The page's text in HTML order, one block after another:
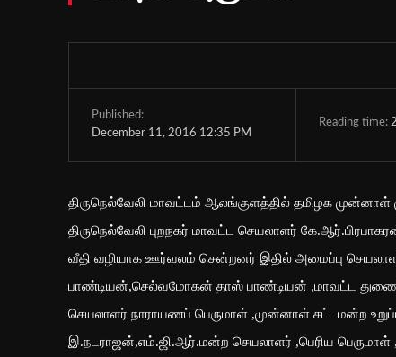
Published:
December 11, 2016 12:35 PM
Reading time: 2
திருநெல்வேலி மாவட்டம் ஆலங்குளத்தில் தமிழக
திருநெல்வேலி புறநகர் மாவட்ட செயலாளர்
வீதி வழியாக ஊர்வலம் சென்றனர் இதில் அமைப்பு
பாண்டியன்,செல்வமோகன் தாஸ் பாண்டியன் ,மாவட்ட
செயலாளர் நாராயணப் பெருமாள் ,முன்னாள் சட்டமன்ற
இ.நடராஜன்,எம்.ஜி.ஆர்.மன்ற செயலாளர் ,பெரிய